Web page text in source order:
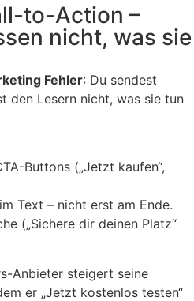
to-Action –
nicht, was sie
Fehler: Du sendest
den Lesern nicht, was sie tun
Buttons („Jetzt kaufen“,
Text – nicht erst am Ende.
(„Sichere dir deinen Platz“
Anbieter steigert seine
er „Jetzt kostenlos testen“